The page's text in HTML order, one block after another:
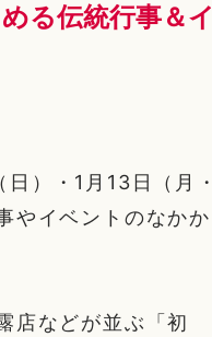
る伝統行事＆イ
）・1月13日（月・
やイベントのなかか
店などが並ぶ「初